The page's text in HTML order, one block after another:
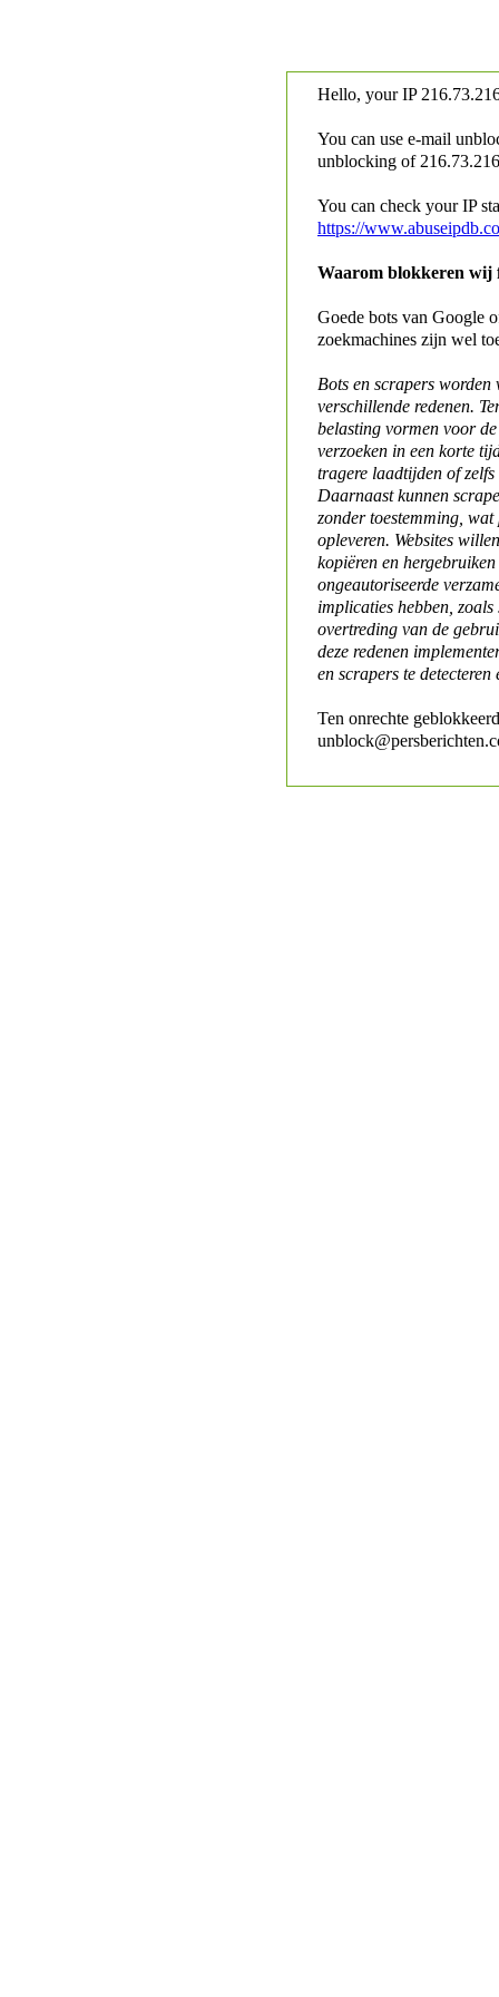
Hello, your IP
You can use e-mail
unblocking of
You can check your IP
https://
Waarom blokkeren wij
Goede bots van Google
zoekmachines zijn wel
Bots en scrapers worden
verschillende redenen.
belasting vormen voor
verzoeken in een korte
tragere laadtijden of
Daarnaast kunnen
zonder toestemming,
opleveren. Websites
kopiëren en
ongeautoriseerde
implicaties hebben,
overtreding van de
deze redenen
en scrapers te detecteren
Ten onrechte